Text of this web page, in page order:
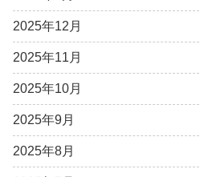
2025年12月
2025年11月
2025年10月
2025年9月
2025年8月